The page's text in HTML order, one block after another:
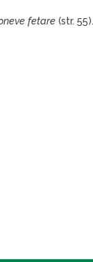
fetare (str.